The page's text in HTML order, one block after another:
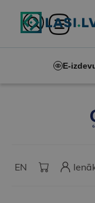
E-
EN